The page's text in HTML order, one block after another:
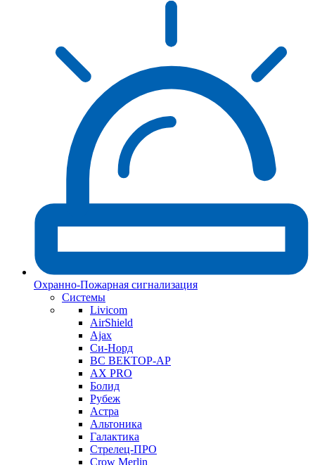
Охранно-Пожарная сигнализация
Системы
Livicom
AirShield
Ajax
Си-Норд
ВС ВЕКТОР-АР
AX PRO
Болид
Рубеж
Астра
Альтоника
Галактика
Стрелец-ПРО
Crow Merlin